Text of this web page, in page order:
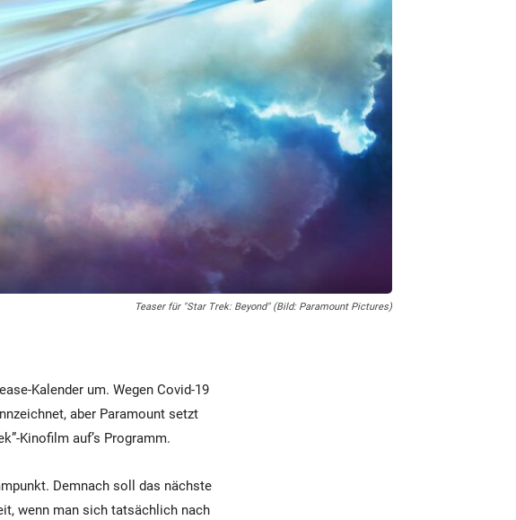
Teaser für "Star Trek: Beyond" (Bild: Paramount Pictures)
Kalender um. Wegen Covid-19
aber Paramount setzt
Kinofilm auf’s Programm.
Demnach soll das nächste
wenn man sich tatsächlich nach